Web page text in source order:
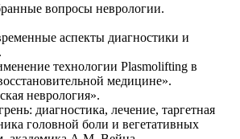
вопросы неврологии.
аспекты диагностики и
технологии Plasmolifting в
медицине».
неврология».
диагностика, лечение, таргетная
головной боли и вегетативных